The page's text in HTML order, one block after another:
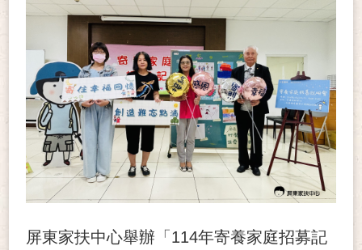
屏東家扶中心舉辦「114年寄養家庭招募記